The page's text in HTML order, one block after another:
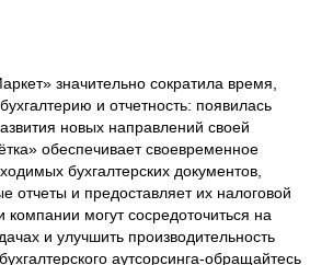
значительно сократила время,
и отчетность: появилась
новых направлений своей
обеспечивает своевременное
бухгалтерских документов,
отчеты и предоставляет их налоговой
компании могут сосредоточиться на
и улучшить производительность
аутсорсинга-обращайтесь